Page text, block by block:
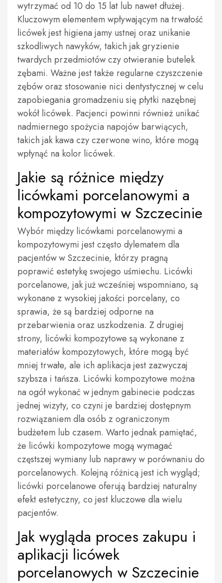
wytrzymać od 10 do 15 lat lub nawet dłużej.
Kluczowym elementem wpływającym na trwałość
licówek jest higiena jamy ustnej oraz unikanie
szkodliwych nawyków, takich jak gryzienie
twardych przedmiotów czy otwieranie butelek
zębami. Ważne jest także regularne czyszczenie
zębów oraz stosowanie nici dentystycznej w celu
zapobiegania gromadzeniu się płytki nazębnej
wokół licówek. Pacjenci powinni również unikać
nadmiernego spożycia napojów barwiących,
takich jak kawa czy czerwone wino, które mogą
wpłynąć na kolor licówek.
Jakie są różnice między
licówkami porcelanowymi a
kompozytowymi w Szczecinie
Wybór między licówkami porcelanowymi a
kompozytowymi jest często dylematem dla
pacjentów w Szczecinie, którzy pragną
poprawić estetykę swojego uśmiechu. Licówki
porcelanowe, jak już wcześniej wspomniano, są
wykonane z wysokiej jakości porcelany, co
sprawia, że są bardziej odporne na
przebarwienia oraz uszkodzenia. Z drugiej
strony, licówki kompozytowe są wykonane z
materiałów kompozytowych, które mogą być
mniej trwałe, ale ich aplikacja jest zazwyczaj
szybsza i tańsza. Licówki kompozytowe można
na ogół wykonać w jednym gabinecie podczas
jednej wizyty, co czyni je bardziej dostępnym
rozwiązaniem dla osób z ograniczonym
budżetem lub czasem. Warto jednak pamiętać,
że licówki kompozytowe mogą wymagać
częstszej wymiany lub naprawy w porównaniu do
porcelanowych. Kolejną różnicą jest ich wygląd;
licówki porcelanowe oferują bardziej naturalny
efekt estetyczny, co jest kluczowe dla wielu
pacjentów.
Jak wygląda proces zakupu i
aplikacji licówek
porcelanowych w Szczecinie